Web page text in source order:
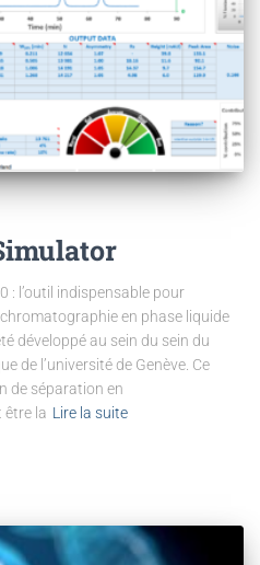
: l’outil indispensable pour
en phase liquide
développé au sein du sein du
de l’université de Genève. Ce
de séparation en
être la Lire la suite